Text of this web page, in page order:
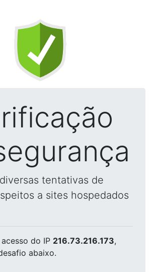
tentativas de
a sites hospedados
do IP 216.73.216.173,
abaixo.